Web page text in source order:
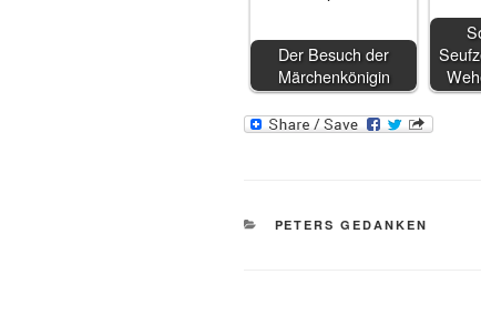
Der Besuch der
Märchenkönigin
KATEGORIEN
PETERS GEDANKEN